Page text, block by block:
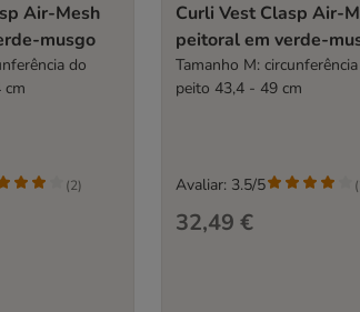
Air-Mesh
musgo
do
cm
(2)
Curli Vest Clasp Air-
peitoral em verde-
Tamanho M:
peito 43,4 - 49 cm
32,49 €
Avaliar: 3.5/5 (